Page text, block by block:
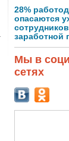
28%
опасаются
заработной
Мы в
сетях